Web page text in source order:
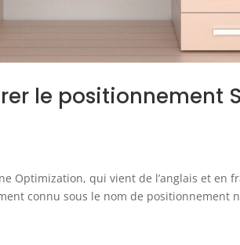
le positionnement
Optimization, qui vient de l’anglais et en
connu sous le nom de positionnement